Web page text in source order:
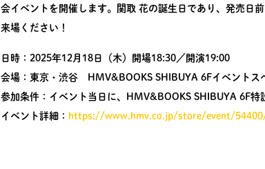
会イベントを開催します。関取 花の誕生日であり、発売日
来場ください！
日時：2025年12月18日（木）開場18:30／開演19:00
会場：東京・渋谷 HMV&BOOKS SHIBUYA 6Fイベントス
参加条件：イベント当日に、HMV&BOOKS SHIBUYA 6F特
イベント詳細： https://www.hmv.co.jp/store/event/